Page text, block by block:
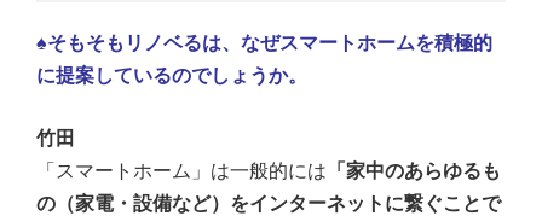
♠そもそもリノベるは、なぜスマートホームを積極的
に提案しているのでしょうか。
竹田
「スマートホーム」は一般的には 「家中のあらゆるも
の（家電・設備など）をインターネットに繋ぐことで